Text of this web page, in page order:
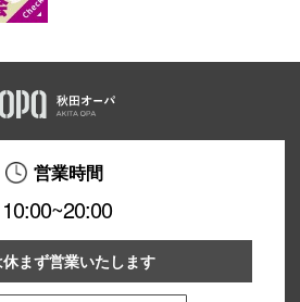
営業時間
10:00~20:00
まず営業いたします